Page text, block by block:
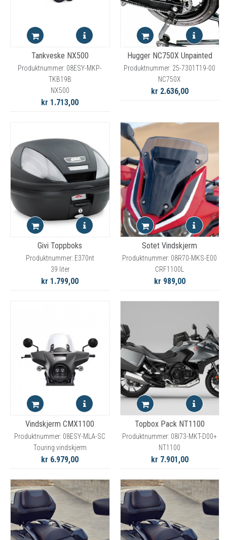
Tankveske NX500
Produktnummer: 08ESY-MKP-
TKB19B
NX500
kr 1.713,00
Hugger NC750X Unpainted
Produktnummer: 25-7301T19-00
NC750X
kr 2.636,00
Givi Toppboks
Produktnummer: E370nt
39 liter
kr 1.799,00
Sotet Vindskjerm
Produktnummer: 08R70-MKS-E00
CRF1100L
kr 989,00
Vindskjerm CMX1100
Produktnummer: 08ESY-MLA-SC
Touring vindskjerm
kr 6.979,00
Topbox Pack NT1100
Produktnummer: 08l73-MKT-D00+
NT1100
kr 7.901,00